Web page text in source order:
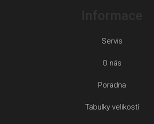
Servis
O nás
Poradna
Tabulky velikostí